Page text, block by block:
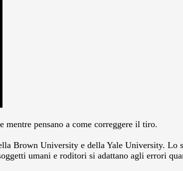
pensano a come correggere il tiro.
Brown University e della Yale University. Lo
umani e roditori si adattano agli errori